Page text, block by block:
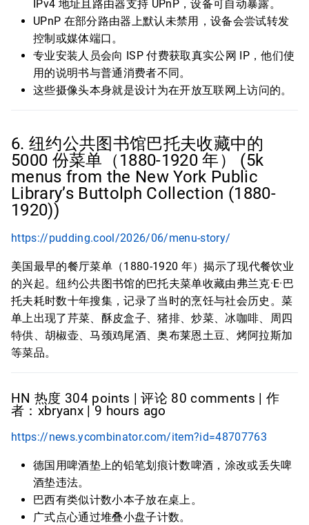
IPv4 地址且路由器支持 UPnP，设备可自动暴露。
UPnP 在部分路由器上默认未禁用，设备会尝试转发
控制或媒体端口。
专业安装人员会向 ISP 付费获取真实公网 IP，他们使
用的说明书与普通消费者不同。
这些摄像头本身就是设计为在开放互联网上访问的。
6. 纽约公共图书馆巴托夫收藏中的
5000 份菜单（1880-1920 年） (5k
menus from the New York Public
Library’s Buttolph Collection (1880-
1920))
https://pudding.cool/2026/06/menu-story/
美国最早的餐厅菜单（1880-1920 年）揭示了现代餐饮业
的兴起。纽约公共图书馆的巴托夫菜单收藏由弗兰克·E·巴
托夫耗时数十年搜集，记录了当时的烹饪与社会历史。菜
单上出现了芹菜、酥皮盒子、猪排、炒菜、冰咖啡、周四
特供、胡椒壶、马颈鸡尾酒、奥布莱恩土豆、烤阿拉斯加
等菜品。
HN 热度 304 points | 评论 80 comments | 作
者：xbryanx | 9 hours ago
https://news.ycombinator.com/item?id=48707763
德国用啤酒垫上的铅笔划痕计数啤酒，涂改或丢失啤
酒垫违法。
巴西有类似计数小本子放在桌上。
广式点心通过堆叠小盘子计数。